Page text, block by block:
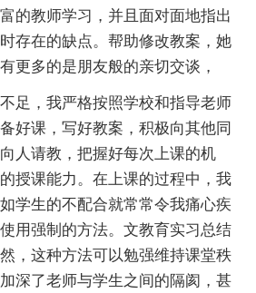
的教师学习，并且面对面地指出
存在的缺点。帮助修改教案，她
更多的是朋友般的亲切交谈，
，我严格按照学校和指导老师
好课，写好教案，积极向其他同
人请教，把握好每次上课的机
授课能力。在上课的过程中，我
学生的不配合就常常令我痛心疾
用强制的方法。文教育实习总结
，这种方法可以勉强维持课堂秩
深了老师与学生之间的隔阂，甚